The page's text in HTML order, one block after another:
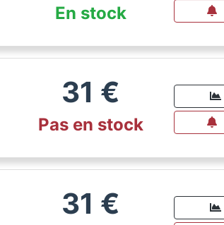
En stock
31 €
Pas en stock
31 €